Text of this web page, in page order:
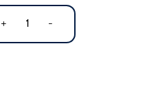
-
כמות
צלחת
+